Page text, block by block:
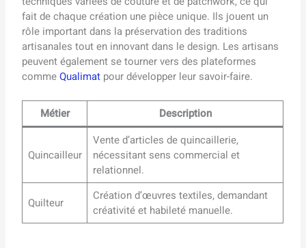
fait de chaque création une pièce unique. Ils jouent un
rôle important dans la préservation des traditions
artisanales tout en innovant dans le design. Les artisans
peuvent également se tourner vers des plateformes
commeQualimat pour développer leur savoir-faire.
Métier Description
Quincailleur
Vente d’articles de quincaillerie,
nécessitant sens commercial et
relationnel.
Quilteur
Création d’œuvres textiles, demandant
créativité et habileté manuelle.